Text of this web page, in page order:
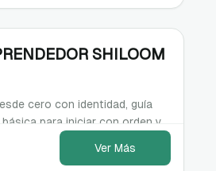
SHILOOM
cero con identidad, guía
para iniciar con orden y
Ver Más